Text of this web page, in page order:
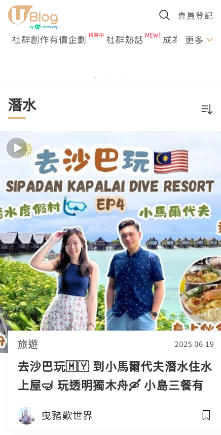
會員登記
社群創作有價企劃 社群熱話 成為U更多
潛水
旅遊 2025.06.19
去沙巴玩🇲🇾 到小馬爾代夫潛水住水
上屋🤿 玩透明獨木舟🛶 小島三餐有
咩食？🍽️ Sipadan Kapalai Dive
Resort 卡帕萊島 EP4 [中字]
曳豬歎世界